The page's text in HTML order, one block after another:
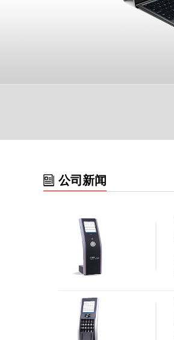
公司新闻